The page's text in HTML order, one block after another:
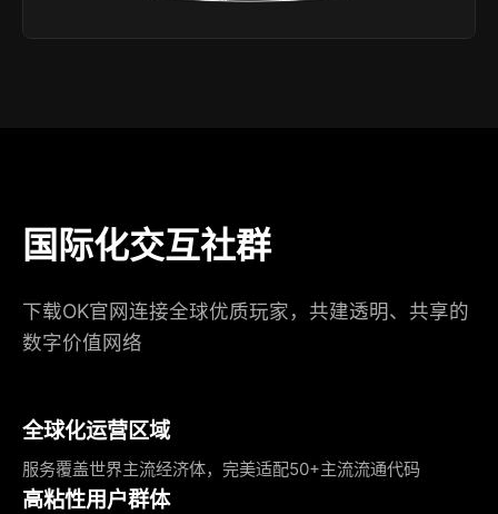
国际化交互社群
下载OK官网连接全球优质玩家，共建透明、共享的
数字价值网络
全球化运营区域
服务覆盖世界主流经济体，完美适配50+主流流通代码
高粘性用户群体